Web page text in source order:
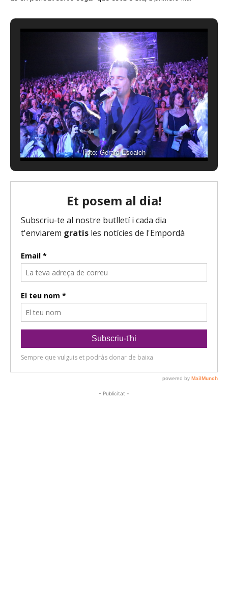
Foto: Gerard Escaich
- Publicitat -